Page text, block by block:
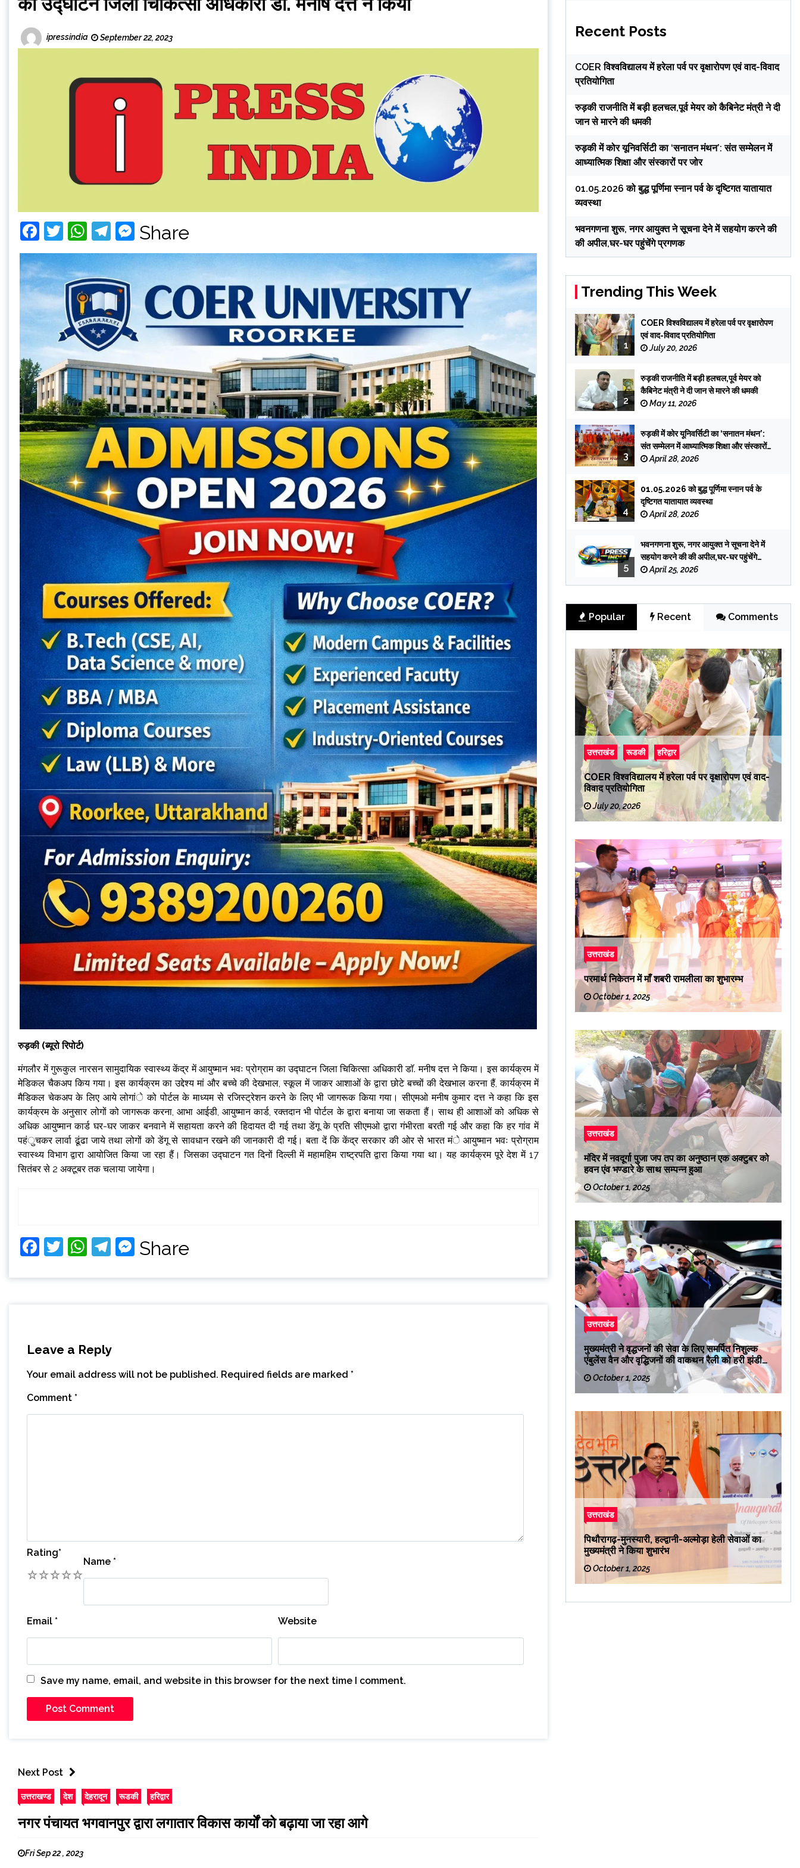
ipressindia September 22, 2023
Facebook
Twitter
WhatsApp
Telegram
Messenger
Share
रुड़की (ब्यूरो रिपोर्ट)
मंगलौर में गुरूकुल नारसन सामुदायिक स्वास्थ्य केंद्र में आयुष्मान भवः प्रोग्राम का उद्घाटन जिला चिकित्सा अधिकारी डाॅ. मनीष दत्त ने किया। इस कार्यक्रम में
मेडिकल चैकअप किय गया। इस कार्यक्रम का उद्देश्य मां और बच्चे की देखभाल, स्कूल में जाकर आशाओं के द्वारा छोटे बच्चों की देखभाल करना हैं, कार्यक्रम में
मैडिकल चेकअप के लिए आये लोगांे को पोर्टल के माध्यम से रजिस्ट्रेशन करने के लिए भी जागरूक किया गया। सीएमओ मनीष कुमार दत्त ने कहा कि इस
कार्यक्रम के अनुसार लोगों को जागरूक करना, आभा आईडी, आयुष्मान कार्ड, रक्तदान भी पोर्टल के द्वारा बनाया जा सकता हैं। साथ ही आशाओं को अधिक से
अधिक आयुष्मान कार्ड घर-घर जाकर बनवाने में सहायता करने की हिदायत दी गई तथा डेंगू के प्रति सीएमओ द्वारा गंभीरता बरती गई और कहा कि हर गांव में
पहंुचकर लार्वा ढूंढा जाये तथा लोगों को डेंगू से सावधान रखने की जानकारी दी गई। बता दें कि केंद्र सरकार की ओर से भारत मंे आयुष्मान भवः प्रोग्राम
स्वास्थ्य विभाग द्वारा आयोजित किया जा रहा हैं। जिसका उद्घाटन गत दिनों दिल्ली में महामहिम राष्ट्रपति द्वारा किया गया था। यह कार्यक्रम पूरे देश में 17
सितंबर से 2 अक्टूबर तक चलाया जायेगा।
Facebook
Twitter
WhatsApp
Telegram
Messenger
Share
Leave a Reply
Your email address will not be published. Required fields are marked *
Comment *
Rating*
5
4
3
2
Name *
Email * Website
Save my name, email, and website in this browser for the next time I comment.
Next Post
उत्तराखण्ड देश देहरादून रूडकी हरिद्वार
नगर पंचायत भगवानपुर द्वारा लगातार विकास कार्यों को बढ़ाया जा रहा आगे
Fri Sep 22 , 2023
Recent Posts
COER विश्वविद्यालय में हरेला पर्व पर वृक्षारोपण एवं वाद-विवाद
प्रतियोगिता
रुड़की राजनीति में बड़ी हलचल,पूर्व मेयर को कैबिनेट मंत्री ने दी
जान से मारने की धमकी
रुड़की में कोर यूनिवर्सिटी का ‘सनातन मंथन’: संत सम्मेलन में
आध्यात्मिक शिक्षा और संस्कारों पर जोर
01.05.2026 को बुद्ध पूर्णिमा स्नान पर्व के दृष्टिगत यातायात
व्यवस्था
भवनगणना शुरू, नगर आयुक्त ने सूचना देने में सहयोग करने की
की अपील,घर-घर पहुंचेंगे प्रगणक
Trending This Week
1
COER विश्वविद्यालय में हरेला पर्व पर वृक्षारोपण
एवं वाद-विवाद प्रतियोगिता
July 20, 2026
2
रुड़की राजनीति में बड़ी हलचल,पूर्व मेयर को
कैबिनेट मंत्री ने दी जान से मारने की धमकी
May 11, 2026
3
रुड़की में कोर यूनिवर्सिटी का ‘सनातन मंथन’:
संत सम्मेलन में आध्यात्मिक शिक्षा और संस्कारों
पर जोर
April 28, 2026
4
01.05.2026 को बुद्ध पूर्णिमा स्नान पर्व के
दृष्टिगत यातायात व्यवस्था
April 28, 2026
5
भवनगणना शुरू, नगर आयुक्त ने सूचना देने में
सहयोग करने की की अपील,घर-घर पहुंचेंगे
प्रगणक
April 25, 2026
Popular Recent Comments
उत्तराखंड रूडकी हरिद्वार
COER विश्वविद्यालय में हरेला पर्व पर वृक्षारोपण एवं वाद-
विवाद प्रतियोगिता
July 20, 2026
उत्तराखंड
परमार्थ निकेतन में माँ शबरी रामलीला का शुभारम्भ
October 1, 2025
उत्तराखंड
मंदिर में नवदूर्गा पुजा जप तप का अनुष्ठान एक अक्टुबर को
हवन एंव भण्डारे के साथ सम्पन्न हुआ
October 1, 2025
उत्तराखंड
मुख्यमंत्री ने वृद्धजनों की सेवा के लिए समर्पित निशुल्क
एंबुलेंस वैन और वृद्धिजनों की वाकथन रैली को हरी झंडी
दिखाकर रवाना किया
October 1, 2025
उत्तराखंड
पिथौरागढ़-मुनस्यारी, हल्द्वानी-अल्मोड़ा हेली सेवाओं का
मुख्यमंत्री ने किया शुभारंभ
October 1, 2025